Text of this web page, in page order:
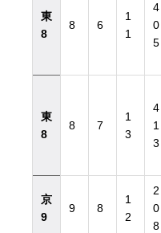
東
8
8 6
1
1
4
0
5
東
8
8 7
1
3
4
1
3
京
9
9 8
1
2
2
0
8